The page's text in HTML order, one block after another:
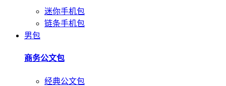
迷你手机包
链条手机包
男包
商务公文包
经典公文包